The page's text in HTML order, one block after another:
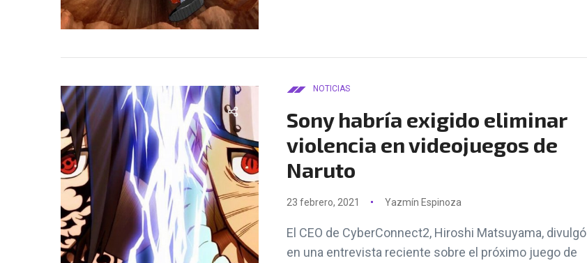
NOTICIAS
Sony habría exigido eliminar
violencia en videojuegos de
Naruto
23 febrero, 2021 Yazmín Espinoza
El CEO de CyberConnect2, Hiroshi Matsuyama, divulgó
en una entrevista reciente sobre el próximo juego de